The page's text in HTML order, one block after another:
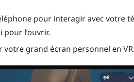
pour interagir avec votre
l’ouvrir.
votre grand écran personnel en VR.